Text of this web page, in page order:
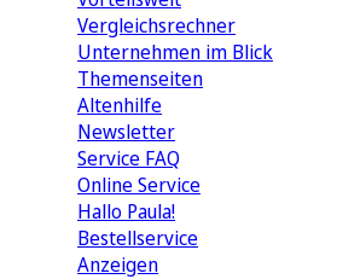
Vergleichsrechner
Unternehmen im Blick
Themenseiten
Altenhilfe
Newsletter
Service FAQ
Online Service
Hallo Paula!
Bestellservice
Anzeigen